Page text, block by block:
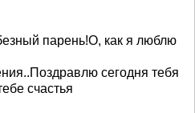
парень!О, как я люблю
сегодня тебя
счастья